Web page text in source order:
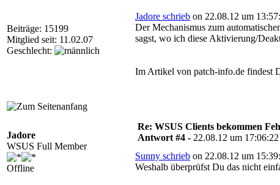
Beiträge: 15199
Mitglied seit: 11.02.07
Geschlecht:
Jadore schrieb on 22.08.12 um
Der Mechanismus zum
sagst, wo ich diese Aktivierung/
Im Artikel von patch-info.de findest
Jadore
WSUS Full Member
Offline
Re: WSUS Clients bekommen
Antwort #4 - 22.08.12 um 17:06:22
Sunny schrieb on 22.08.12 um
Weshalb überprüfst Du das nicht